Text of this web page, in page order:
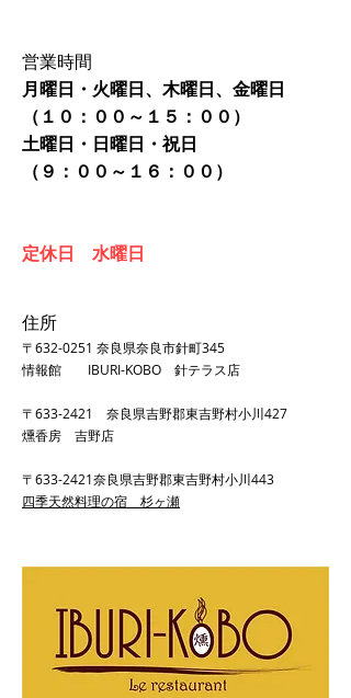
営業時間
月曜日・火曜日、木曜日、金曜日
（１０：００～１５：００）
​土曜日・日曜日・祝日
（９：００～１６：００）
定休日 水曜日
住所
〒632-0251 奈良県奈良市針町345
​情報館 IBURI-KOBO 針テラス店
〒633-2421 奈良県吉野郡東吉野村小川427
燻香房 吉野店
〒633-2421奈良県吉野郡東吉野村小川443
四季天然料理の宿 杉ヶ瀬